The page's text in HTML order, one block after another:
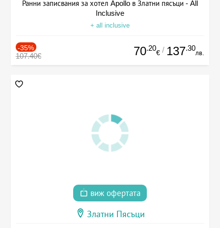
Ранни записвания за хотел Apollo в Златни пясъци - All
Inclusive
+ all inclusive
-35%
107.40€ 70.20
€ / 137.30
лв.
виж офертата
Златни Пясъци